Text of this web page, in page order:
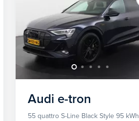
Audi e-tron
55 quattro S-Line Black Style 95 kWh